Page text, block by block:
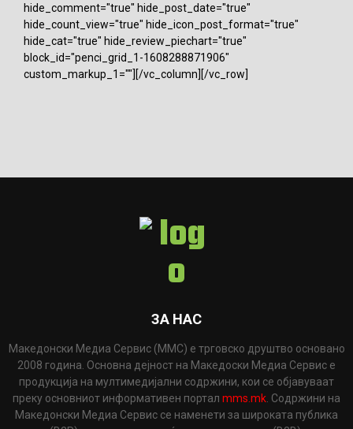
hide_comment="true" hide_post_date="true"
hide_count_view="true" hide_icon_post_format="true"
hide_cat="true" hide_review_piechart="true"
block_id="penci_grid_1-1608288871906"
custom_markup_1=""][/vc_column][/vc_row]
ЗА НАС
Македонски Медиа Сервис (ММС) е трговско друштво основано
2008 година. Основна дејност на Македоски Медиа Сервис е
продукција на мултимедијални содржини, кои се објавуваат
преку основниот информативен портал mms.mk . Содржини на
Македонски Медиа Сервис се наменети за широката публика